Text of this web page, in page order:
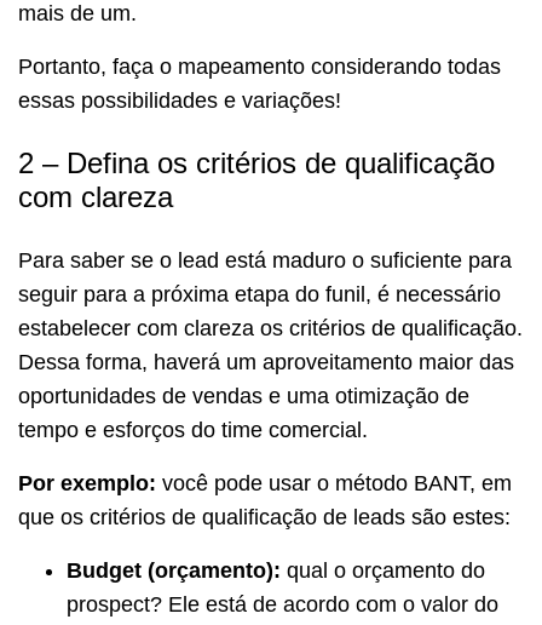
mais de um.
Portanto, faça o mapeamento considerando todas
essas possibilidades e variações!
2 – Defina os critérios de qualificação
com clareza
Para saber se o lead está maduro o suficiente para
seguir para a próxima etapa do funil, é necessário
estabelecer com clareza os critérios de qualificação.
Dessa forma, haverá um aproveitamento maior das
oportunidades de vendas e uma otimização de
tempo e esforços do time comercial.
Por exemplo: você pode usar o método BANT, em
que os critérios de qualificação de leads são estes:
Budget (orçamento): qual o orçamento do
prospect? Ele está de acordo com o valor do